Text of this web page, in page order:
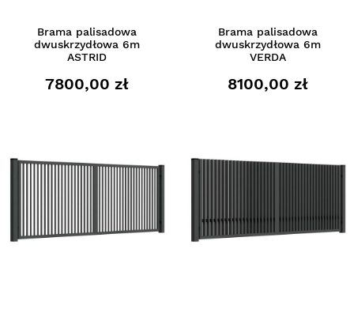
Brama palisadowa
dwuskrzydłowa 6m
ASTRID
7800,00 zł
Brama palisadowa
dwuskrzydłowa 6m
VERDA
8100,00 zł